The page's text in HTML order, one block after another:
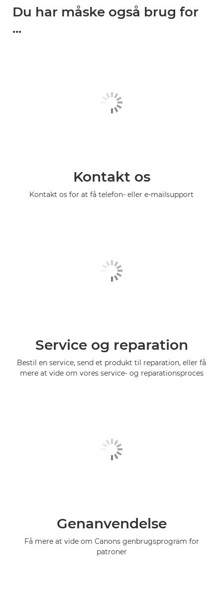
Du har måske også brug for
...
Kontakt os
Kontakt os for at få telefon- eller e-mailsupport
Service og reparation
Bestil en service, send et produkt til reparation, eller få
mere at vide om vores service- og reparationsproces
Genanvendelse
Få mere at vide om Canons genbrugsprogram for
patroner